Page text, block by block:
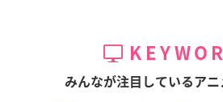
みんなが注目しているアニ